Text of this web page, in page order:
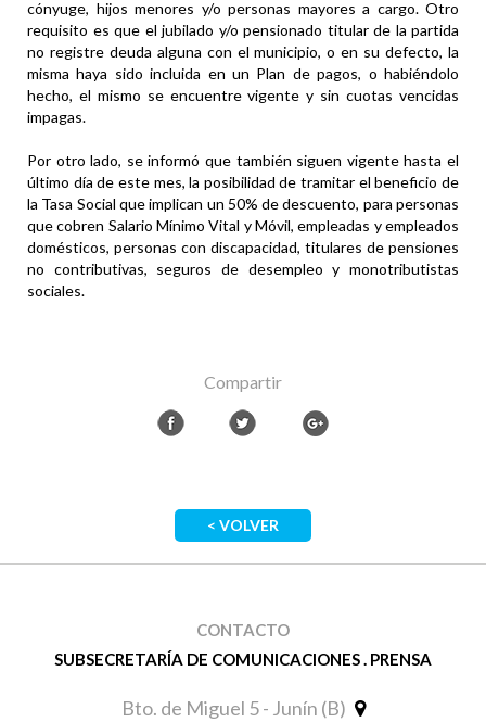
cónyuge, hijos menores y/o personas mayores a cargo. Otro
requisito es que el jubilado y/o pensionado titular de la partida
no registre deuda alguna con el municipio, o en su defecto, la
misma haya sido incluida en un Plan de pagos, o habiéndolo
hecho, el mismo se encuentre vigente y sin cuotas vencidas
impagas.
Por otro lado, se informó que también siguen vigente hasta el
último día de este mes, la posibilidad de tramitar el beneficio de
la Tasa Social que implican un 50% de descuento, para personas
que cobren Salario Mínimo Vital y Móvil, empleadas y empleados
domésticos, personas con discapacidad, titulares de pensiones
no contributivas, seguros de desempleo y monotributistas
sociales.
Compartir
< VOLVER
CONTACTO
SUBSECRETARÍA DE COMUNICACIONES . PRENSA
Bto. de Miguel 5 - Junín (B)